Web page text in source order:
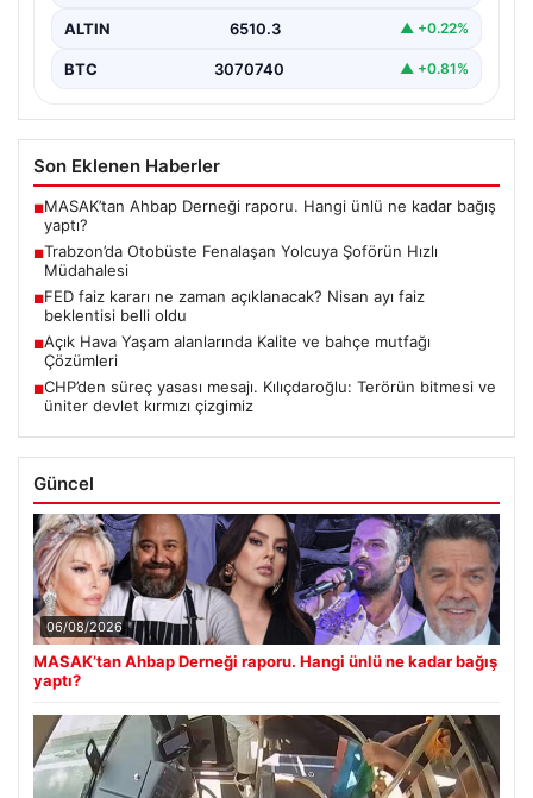
ALTIN 6510.3 ▲ +0.22%
BTC 3070740 ▲ +0.81%
Son Eklenen Haberler
■MASAK’tan Ahbap Derneği raporu. Hangi ünlü ne kadar bağış
yaptı?
■Trabzon’da Otobüste Fenalaşan Yolcuya Şoförün Hızlı
Müdahalesi
■FED faiz kararı ne zaman açıklanacak? Nisan ayı faiz
beklentisi belli oldu
■Açık Hava Yaşam alanlarında Kalite ve bahçe mutfağı
Çözümleri
■CHP’den süreç yasası mesajı. Kılıçdaroğlu: Terörün bitmesi ve
üniter devlet kırmızı çizgimiz
Güncel
06/08/2026
MASAK’tan Ahbap Derneği raporu. Hangi ünlü ne kadar bağış
yaptı?